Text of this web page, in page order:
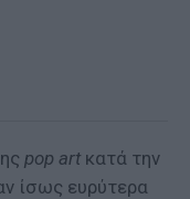
pop art κατά την
ίσως ευρύτερα